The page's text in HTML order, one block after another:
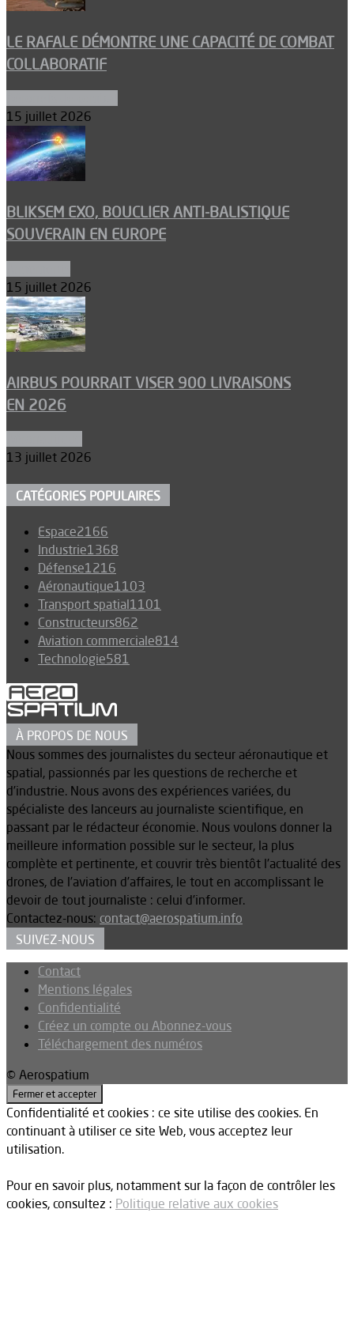
LE RAFALE DÉMONTRE UNE CAPACITÉ DE COMBAT
COLLABORATIF
15 juillet 2026
BLIKSEM EXO, BOUCLIER ANTI-BALISTIQUE
SOUVERAIN EN EUROPE
15 juillet 2026
AIRBUS POURRAIT VISER 900 LIVRAISONS
EN 2026
13 juillet 2026
CATÉGORIES POPULAIRES
Espace2166
Industrie1368
Défense1216
Aéronautique1103
Transport spatial1101
Constructeurs862
Aviation commerciale814
Technologie581
À PROPOS DE NOUS
Nous sommes des journalistes du secteur aéronautique et
spatial, passionnés par les questions de recherche et
d’industrie. Nous avons des expériences variées, du
spécialiste des lanceurs au journaliste scientifique, en
passant par le rédacteur économie. Nous voulons donner la
meilleure information possible sur le secteur, la plus
complète et pertinente, et couvrir très bientôt l’actualité des
drones, de l’aviation d’affaires, le tout en accomplissant le
devoir de tout journaliste : celui d’informer.
Contactez-nous: contact@aerospatium.info
SUIVEZ-NOUS
Contact
Mentions légales
Confidentialité
Créez un compte ou Abonnez-vous
Téléchargement des numéros
© Aerospatium
Confidentialité et cookies : ce site utilise des cookies. En
continuant à utiliser ce site Web, vous acceptez leur
utilisation.
Pour en savoir plus, notamment sur la façon de contrôler les
cookies, consultez : Politique relative aux cookies